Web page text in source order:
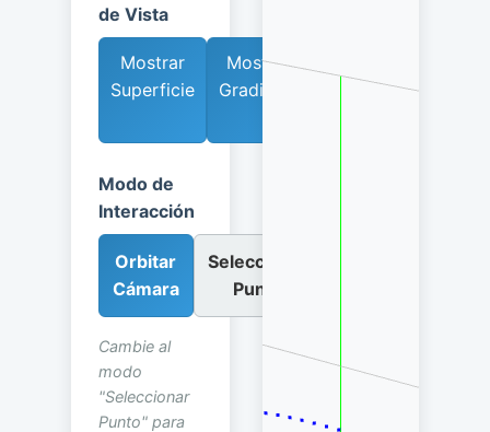
de Vista
Mostrar
Superficie
Mostrar
Gradiente
Mapa de
Modo de
Interacción
Orbitar
Cámara
Seleccionar
Punto
Cambie al
modo
"Seleccionar
Punto" para